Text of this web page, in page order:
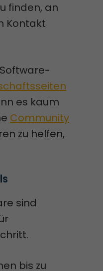
finden, an
Kontakt
es kaum
Community
zu helfen,
sind
bis zu